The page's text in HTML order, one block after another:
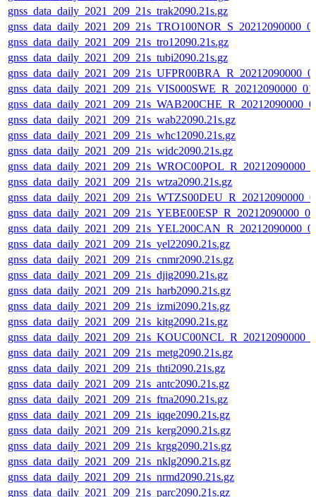
gnss_data_daily_2021_209_21s_trak2090.21s.gz
gnss_data_daily_2021_209_21s_tro12090.21s.gz
gnss_data_daily_2021_209_21s_tubi2090.21s.gz
gnss_data_daily_2021_209_21s_wab22090.21s.gz
gnss_data_daily_2021_209_21s_whc12090.21s.gz
gnss_data_daily_2021_209_21s_widc2090.21s.gz
gnss_data_daily_2021_209_21s_wtza2090.21s.gz
gnss_data_daily_2021_209_21s_yel22090.21s.gz
gnss_data_daily_2021_209_21s_cnmr2090.21s.gz
gnss_data_daily_2021_209_21s_djig2090.21s.gz
gnss_data_daily_2021_209_21s_harb2090.21s.gz
gnss_data_daily_2021_209_21s_izmi2090.21s.gz
gnss_data_daily_2021_209_21s_kitg2090.21s.gz
gnss_data_daily_2021_209_21s_metg2090.21s.gz
gnss_data_daily_2021_209_21s_thti2090.21s.gz
gnss_data_daily_2021_209_21s_antc2090.21s.gz
gnss_data_daily_2021_209_21s_ftna2090.21s.gz
gnss_data_daily_2021_209_21s_iqqe2090.21s.gz
gnss_data_daily_2021_209_21s_kerg2090.21s.gz
gnss_data_daily_2021_209_21s_krgg2090.21s.gz
gnss_data_daily_2021_209_21s_nklg2090.21s.gz
gnss_data_daily_2021_209_21s_nrmd2090.21s.gz
gnss_data_daily_2021_209_21s_parc2090.21s.gz